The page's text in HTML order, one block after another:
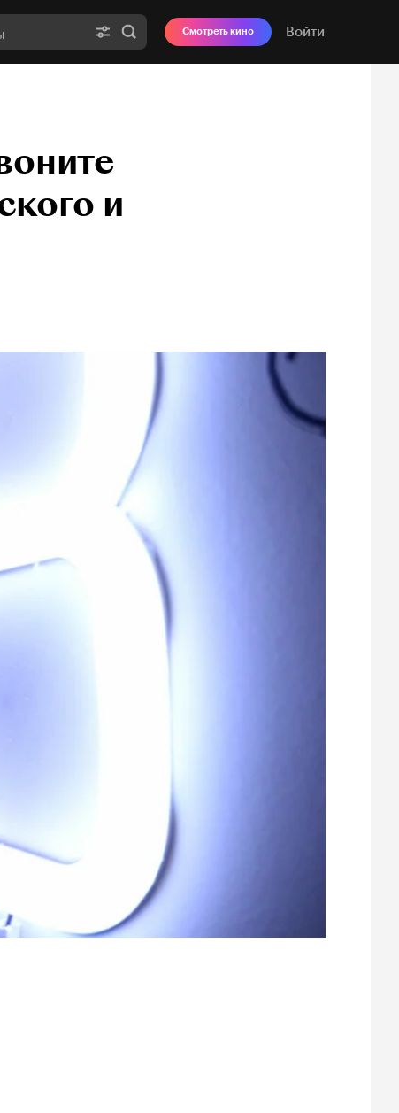
Смотреть кино Войти
и